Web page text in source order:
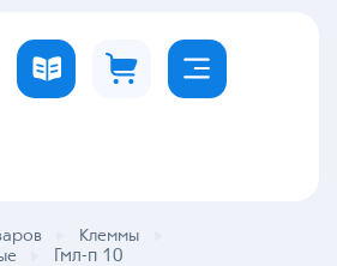
Клеммы
Гмл-п 10